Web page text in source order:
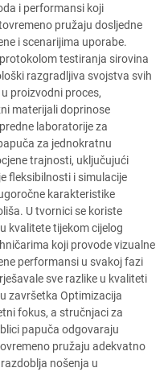
i performansi koji
pružaju dosljedne
i scenarijima uporabe.
testiranja sirovina
razgradljiva svojstva svih
proizvodni proces,
materijali doprinose
laboratorije za
za jednokratnu
trajnosti, uključujući
fleksibilnosti i simulacije
karakteristike
U tvornici se koriste
kvalitete tijekom cijelog
koji provode vizualne
performansi u svakoj fazi
sve razlike u kvaliteti
završetka Optimizacija
fokus, a stručnjaci za
papuča odgovaraju
pružaju adekvatno
nošenja u